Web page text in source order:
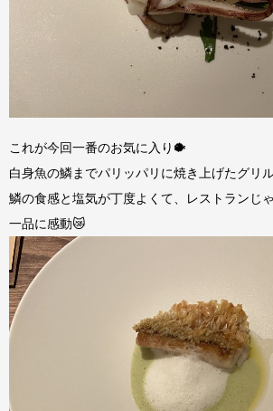
これが今回一番のお気に入り🐡
白身魚の鱗までパリッパリに焼き上げたグリ
鱗の食感と塩気が丁度よくて、レストランじ
一品に感動😿